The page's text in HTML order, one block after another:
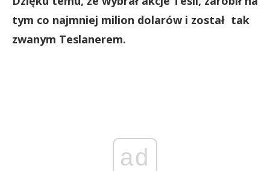
tym co najmniej milion dolarów i został tak
zwanym Teslanerem.
ad